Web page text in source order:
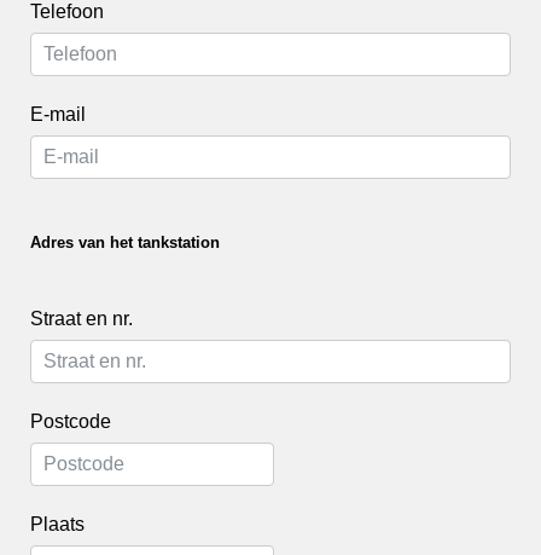
Telefoon
E-mail
Adres van het tankstation
Straat en nr.
Postcode
Plaats